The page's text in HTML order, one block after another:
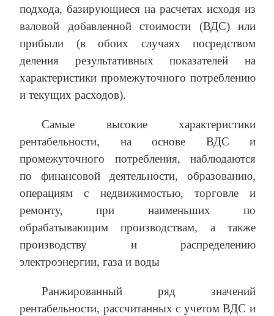
подхода, базирующиеся на расчетах исходя из
валовой добавленной стоимости (ВДС) или
прибыли (в обоих случаях посредством
деления результативных показателей на
характеристики промежуточного потреблению
и текущих расходов).
Самые высокие характеристики
рентабельности, на основе ВДС и
промежуточного потребления, наблюдаются
по финансовой деятельности, образованию,
операциям с недвижимостью, торговле и
ремонту, при наименьших по
обрабатывающим производствам, а также
производству и распределению
электроэнергии, газа и воды
Ранжированный ряд значений
рентабельности, рассчитанных с учетом ВДС и